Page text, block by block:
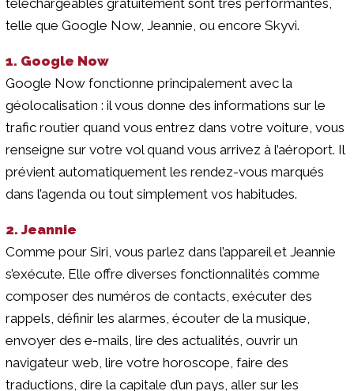
telle que Google Now, Jeannie, ou encore Skyvi.
1. Google Now
Google Now fonctionne principalement avec la
géolocalisation : il vous donne des informations sur le
trafic routier quand vous entrez dans votre voiture, vous
renseigne sur votre vol quand vous arrivez à l’aéroport. Il
prévient automatiquement les rendez-vous marqués
dans l’agenda ou tout simplement vos habitudes.
2. Jeannie
Comme pour Siri, vous parlez dans l’appareil et Jeannie
s’exécute. Elle offre diverses fonctionnalités comme
composer des numéros de contacts, exécuter des
rappels, définir les alarmes, écouter de la musique,
envoyer des e-mails, lire des actualités, ouvrir un
navigateur web, lire votre horoscope, faire des
traductions, dire la capitale d’un pays, aller sur les